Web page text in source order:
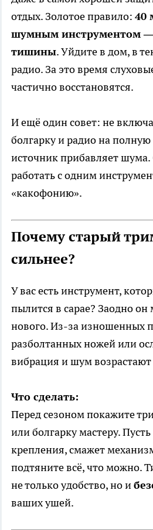
отдых. Золотое правило: 40
шумным инструментом
тишины. Уйдите в дом, в
радио. За это время
частично восстановятся.
И ещё один совет: не
болгарку и радио на
источник прибавляет шума.
работать с одним
«какофонию».
Почему старый
сильнее?
У вас есть инструмент,
пылится в сарае? Заодно он
нового. Из-за изношенных
разболтанных ножей или
вибрация и шум возрастают
Что сделать:
Перед сезоном покажите
или болгарку мастеру.
крепления, смажет
подтяните всё, что можно.
не только удобство, но и
ваших ушей.